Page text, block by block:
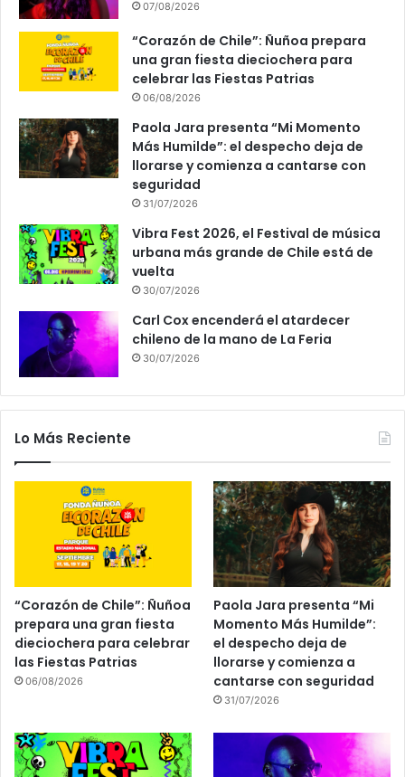
07/08/2026
“Corazón de Chile”: Ñuñoa prepara
una gran fiesta dieciochera para
celebrar las Fiestas Patrias
06/08/2026
Paola Jara presenta “Mi Momento
Más Humilde”: el despecho deja de
llorarse y comienza a cantarse con
seguridad
31/07/2026
Vibra Fest 2026, el Festival de música
urbana más grande de Chile está de
vuelta
30/07/2026
Carl Cox encenderá el atardecer
chileno de la mano de La Feria
30/07/2026
Lo Más Reciente
“Corazón de Chile”: Ñuñoa
prepara una gran fiesta
dieciochera para celebrar
las Fiestas Patrias
06/08/2026
Paola Jara presenta “Mi
Momento Más Humilde”:
el despecho deja de
llorarse y comienza a
cantarse con seguridad
31/07/2026